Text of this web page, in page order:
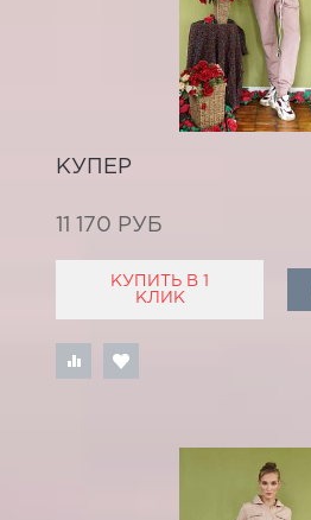
КУПЕР
11 170 РУБ
КУПИТЬ В 1
КЛИК